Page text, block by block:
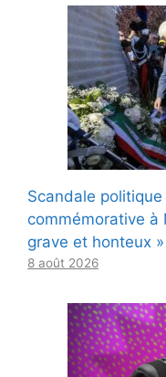
Scandale
commémorative à
grave et honteux »
8 août 2026